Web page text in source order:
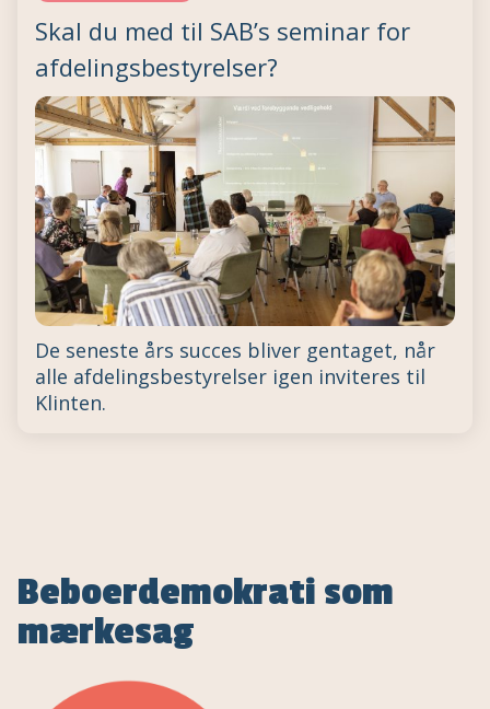
Skal du med til SAB’s seminar for
afdelingsbestyrelser?
De seneste års succes bliver gentaget, når
alle afdelingsbestyrelser igen inviteres til
Klinten.
Beboerdemokrati som
mærkesag